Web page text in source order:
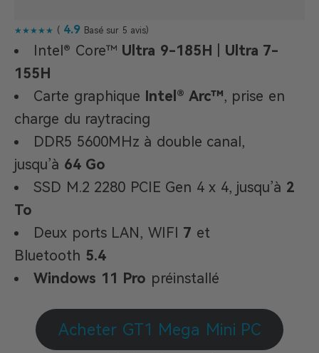
★★★★★ (4.9 Basé sur 5 avis)
Intel® Core™ Ultra 9-185H
Ultra 7-
155H
Carte graphique Intel® Arc™, prise en
charge du raytracing
DDR5 5600MHz à double canal,
jusqu’à 64 Go
SSD M.2 2280 PCIE Gen 4 x 4, jusqu’à 2
To
Deux ports LAN, WIFI 7 et
Bluetooth 5.4
Windows 11 Pro préinstallé
Acheter GT1 Mega Mini PC